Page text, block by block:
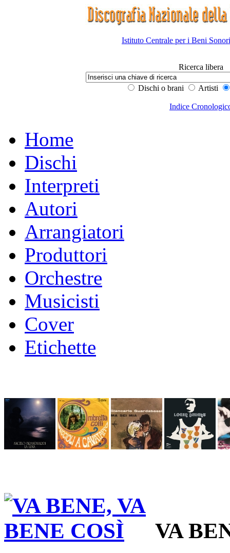
Istituto Centrale per i Beni
Ricerca libera
Dischi o brani Artisti
Indice
Home
Dischi
Interpreti
Autori
Arrangiatori
Produttori
Orchestre
Musicisti
Cover
Etichette
VA